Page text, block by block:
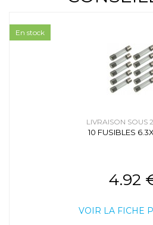
LIVRAISON SOUS
10 FUSIBLES
4.92
VOIR LA FICHE
En stock